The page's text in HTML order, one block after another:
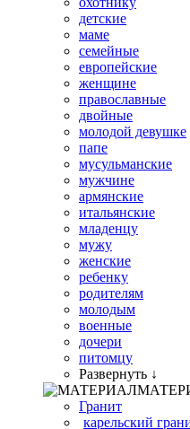
детские
маме
семейные
европейские
женщине
православные
двойные
молодой девушке
папе
мусульманские
мужчине
армянские
итальянские
младенцу
мужу
женские
ребенку
родителям
молодым
военные
дочери
питомцу
Развернуть ↓
Гранит
карельский